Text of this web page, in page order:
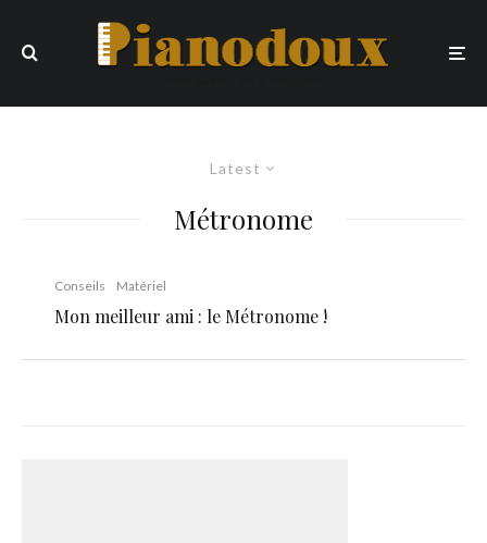
Latest
Métronome
Conseils Matériel
Mon meilleur ami : le Métronome !